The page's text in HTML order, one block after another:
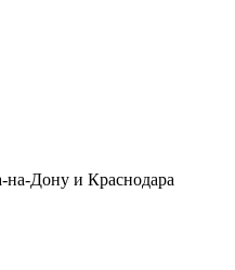
на-Дону и Краснодара